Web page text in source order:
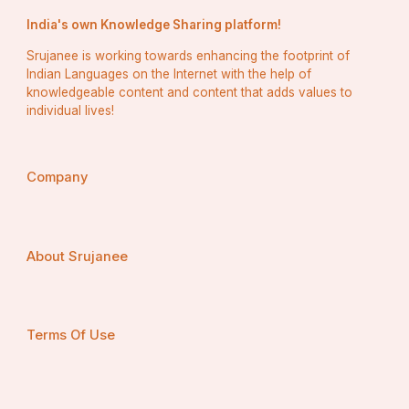
ଅନୁସୂଚିତ ଜନଜାତି (ଏସଟି) ମାନଙ୍କୁ ସ୍ୱୀକୃତିପ୍ରାପ୍ତ
କାର୍ଯ୍ୟନୀତି ଉଦ୍ଦେଶ୍ୟରେ ସ୍ୱୀକୃତି ଦେଇଥିଲେ ।  ଏହି
ସ୍ୱୀକୃତି ଏହି ଗୋଷ୍ଠୀଗୁଡିକ ଉପରେ ତଥ୍ୟ ସଂଗ୍ରହ କରେ
ଯେ ସେମାନେ ଶିକ୍ଷା, ରୋଜଗାର ଏବଂ ରାଜନୈତିକ
ବିଷୟରେ ବିସ୍ତୃତ ତଥ୍ୟ ଦଶହଜାର ସେନ୍ସରେ ସଂଗ୍ରହ
India's own Knowledge Sharing platform!
Srujanee is working towards enhancing the footprint of
Indian Languages on the Internet with the help of
knowledgeable content and content that adds values to
individual lives!
Company
About Srujanee
Terms Of Use